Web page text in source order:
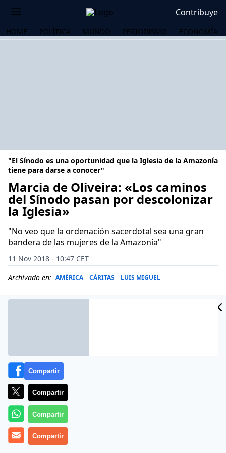
Contribuye
HOME POLÍTICA MUNDO PERIODISMO ECONOMÍA
"El Sínodo es una oportunidad que la Iglesia de la Amazonía
tiene para darse a conocer"
Marcia de Oliveira: «Los caminos
del Sínodo pasan por descolonizar
la Iglesia»
"No veo que la ordenación sacerdotal sea una gran
bandera de las mujeres de la Amazonía"
11 Nov 2018 - 10:47 CET
Archivado en: AMÉRICA CÁRITAS LUIS MIGUEL
Más información
Compartir
Compartir
Compartir
Compartir